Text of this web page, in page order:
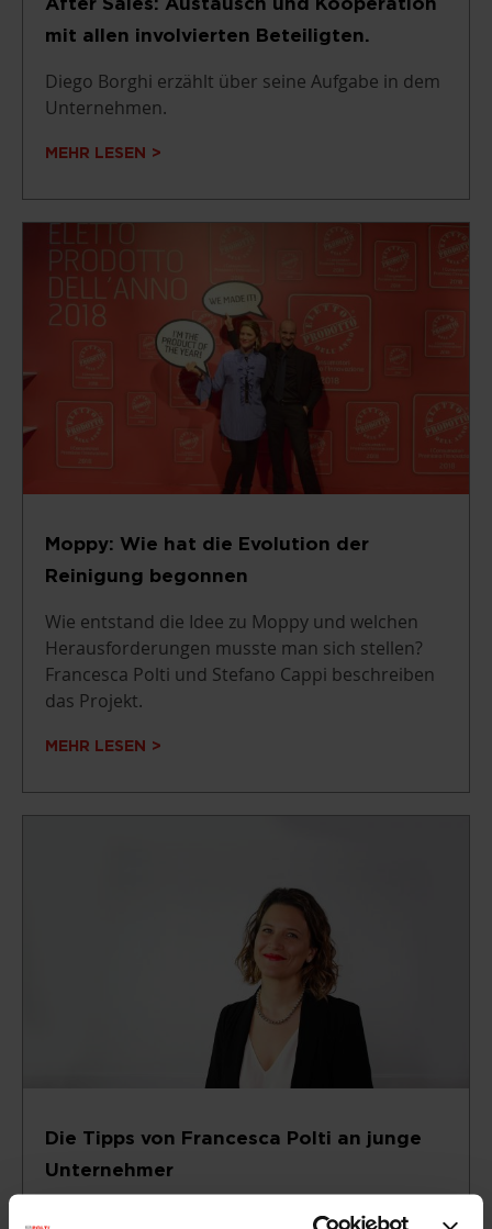
mit allen involvierten Beteiligten.
Diego Borghi erzählt über seine Aufgabe in dem
Unternehmen.
MEHR LESEN
Moppy: Wie hat die Evolution der
Reinigung begonnen
Wie entstand die Idee zu Moppy und welchen
Herausforderungen musste man sich stellen?
Francesca Polti und Stefano Cappi beschreiben
das Projekt.
MEHR LESEN
Die Tipps von Francesca Polti an junge
Unternehmer
Aus Anlass des Internationalen Tages der